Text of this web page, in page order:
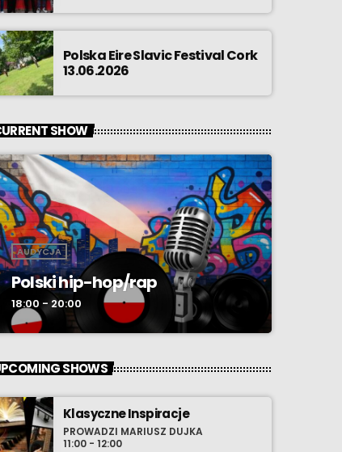
Polska Eire Slavic Festival Cork
13.06.2026
SHOW
AUDYCJA
Polski hip-hop/rap
18:00 - 20:00
SHOWS
Klasyczne Inspiracje
PROWADZI MARIUSZ DUJKA
11:00 - 12:00